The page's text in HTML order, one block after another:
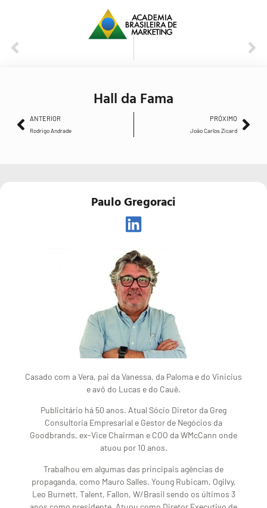
Hall da Fama
ANTERIOR
Rodrigo Andrade
PRÓXIMO
João Carlos Zicard
Paulo Gregoraci
Casado com a Vera, pai da Vanessa, da Paloma e do Vinicius
e avô do Lucas e do Cauê.
Publicitário há 50 anos. Atual Sócio Diretor da Greg
Consultoria Empresarial e Gestor de Negócios da
Goodbrands, ex-Vice Chairman e COO da WMcCann onde
atuou por 10 anos.
Trabalhou em algumas das principais agências de
propaganda, como Mauro Salles, Young Rubicam, Ogilvy,
Leo Burnett, Talent, Fallon, W/Brasil sendo os últimos 3